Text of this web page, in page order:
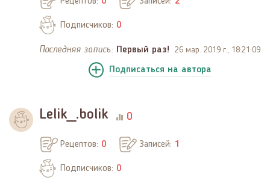
Подписчиков: 0
Последняя запись: Первый раз! 26 мар. 2019 г., 18:21:09
Подписаться на автора
Lelik_.bolik 0
Рецептов: 0 Записей: 1
Подписчиков: 0